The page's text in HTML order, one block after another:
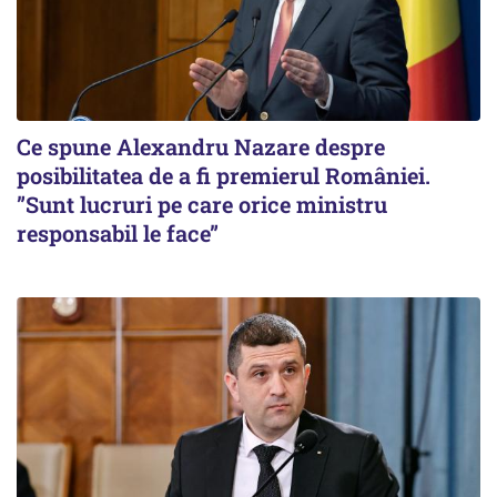
Ce spune Alexandru Nazare despre
posibilitatea de a fi premierul României.
”Sunt lucruri pe care orice ministru
responsabil le face”